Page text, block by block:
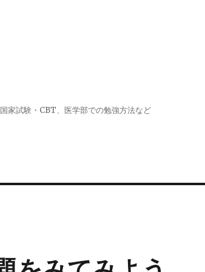
試験・CBT、医学部での勉強方法など